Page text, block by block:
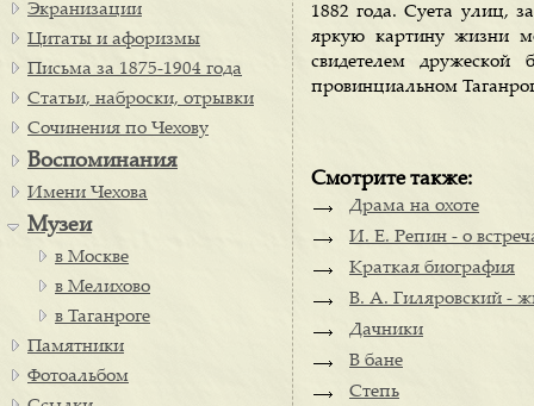
1882 года. Суета улиц,
яркую картину жизни
свидетелем
провинциальном
Смотрите также:
Драма на охоте
И. Е. Репин - о
Краткая биография
В. А. Гиляровский -
Дачники
В бане
Степь
Экранизации
Цитаты и афоризмы
Письма за 1875-1904 года
Статьи, наброски, отрывки
Сочинения по Чехову
Воспоминания
Имени Чехова
Музеи
в Москве
в Мелихово
в Таганроге
Памятники
Фотоальбом